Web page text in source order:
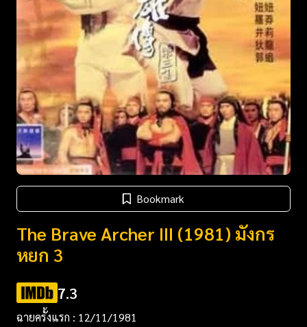
Bookmark
The Brave Archer III (1981) มังกร
หยก 3
7.3
ฉายครั้งแรก : 12/11/1981